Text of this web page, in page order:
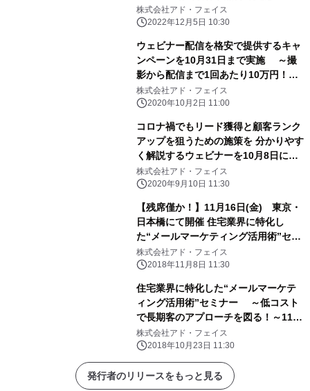
宅関連の取材先を募集中！～
株式会社アド・フェイス
2022年12月5日 10:30
ウェビナー配信を格安で提供するキャ
ンペーンを10月31日まで実施 ～撮
影から配信まで1回あたり10万円！先
着3社限定～
株式会社アド・フェイス
2020年10月2日 11:00
コロナ禍でもリード獲得と顧客ランク
アップを狙うための施策を 分かりやす
く解説するウェビナーを10月8日に開
催 ～「住宅業界におけるウェビナー
開催成功のポイント」～
株式会社アド・フェイス
2020年9月10日 11:30
【残席僅か！】11月16日(金) 東京・
日本橋にて開催 住宅業界に特化し
た“メールマーケティング活用術”セミ
ナー
株式会社アド・フェイス
2018年11月8日 11:30
住宅業界に特化した“メールマーケテ
ィング活用術”セミナー ～低コスト
で長期客のアプローチを図る！～11月
16日開催
株式会社アド・フェイス
2018年10月23日 11:30
発行者のリリースをもっと見る